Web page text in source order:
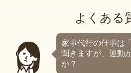
よくある
家事代行の仕事は
聞きますが、運動
か？